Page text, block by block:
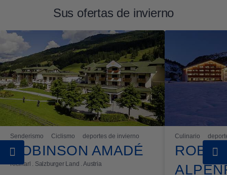
Sus ofertas de invierno
Senderismo Ciclismo deportes de invierno
ROBINSON AMADÉ
Kleinarl . Salzburger Land . Austria
Culinario